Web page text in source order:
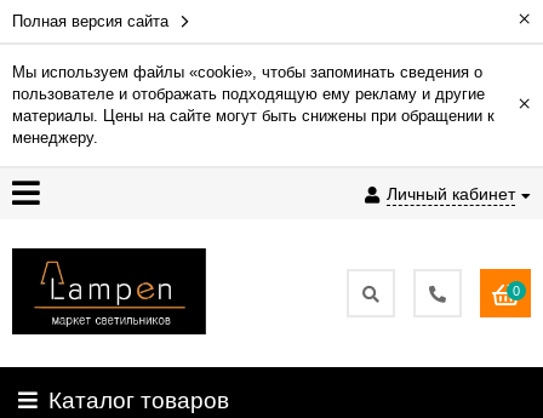
Полная версия сайта ×
Мы используем файлы «cookie», чтобы запоминать сведения о
пользователе и отображать подходящую ему рекламу и другие
материалы. Цены на сайте могут быть снижены при обращении к
менеджеру.
×
Личный кабинет
Гарантия
Доставка
и
Контакты
освещения
0
Каталог товаров